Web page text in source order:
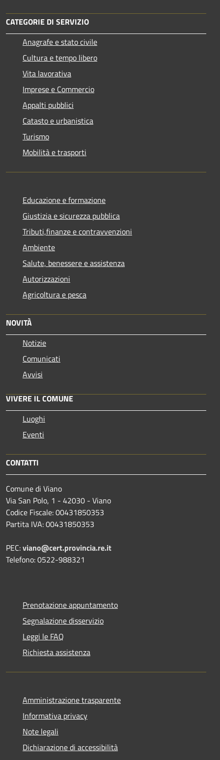
CATEGORIE DI SERVIZIO
Anagrafe e stato civile
Cultura e tempo libero
Vita lavorativa
Imprese e Commercio
Appalti pubblici
Catasto e urbanistica
Turismo
Mobilità e trasporti
Educazione e formazione
Giustizia e sicurezza pubblica
Tributi,finanze e contravvenzioni
Ambiente
Salute, benessere e assistenza
Autorizzazioni
Agricoltura e pesca
NOVITÀ
Notizie
Comunicati
Avvisi
VIVERE IL COMUNE
Luoghi
Eventi
CONTATTI
Comune di Viano
Via San Polo, 1 - 42030 - Viano
Codice Fiscale: 00431850353
Partita IVA: 00431850353
PEC:viano@cert.provincia.re.it
Telefono: 0522-988321
Prenotazione appuntamento
Segnalazione disservizio
Leggi le FAQ
Richiesta assistenza
Amministrazione trasparente
Informativa privacy
Note legali
Dichiarazione di accessibilità